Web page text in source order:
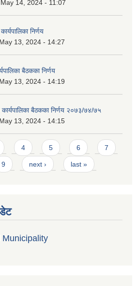
14, 2024 - 11:07
निर्णय
13, 2024 - 14:27
बैठकका निर्णय
13, 2024 - 14:19
बैठकका निर्णय २०७३/७४/७५
13, 2024 - 14:15
4 5 6 7
9 next › last »
Municipality